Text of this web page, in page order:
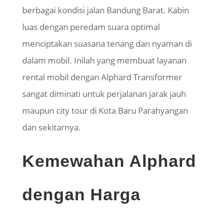
berbagai kondisi jalan Bandung Barat. Kabin
luas dengan peredam suara optimal
menciptakan suasana tenang dan nyaman di
dalam mobil. Inilah yang membuat layanan
rental mobil dengan Alphard Transformer
sangat diminati untuk perjalanan jarak jauh
maupun city tour di Kota Baru Parahyangan
dan sekitarnya.
Kemewahan Alphard
dengan Harga